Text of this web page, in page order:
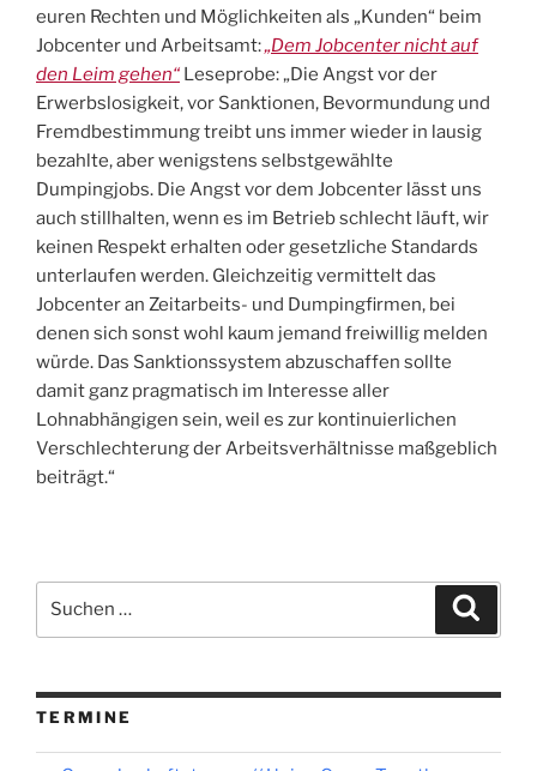
euren Rechten und Möglichkeiten als „Kunden“ beim
Jobcenter und Arbeitsamt:„Dem Jobcenter nicht auf
den Leim gehen“ Leseprobe: „Die Angst vor der
Erwerbslosigkeit, vor Sanktionen, Bevormundung und
Fremdbestimmung treibt uns immer wieder in lausig
bezahlte, aber wenigstens selbstgewählte
Dumpingjobs. Die Angst vor dem Jobcenter lässt uns
auch stillhalten, wenn es im Betrieb schlecht läuft, wir
keinen Respekt erhalten oder gesetzliche Standards
unterlaufen werden. Gleichzeitig vermittelt das
Jobcenter an Zeitarbeits- und Dumpingfirmen, bei
denen sich sonst wohl kaum jemand freiwillig melden
würde. Das Sanktionssystem abzuschaffen sollte
damit ganz pragmatisch im Interesse aller
Lohnabhängigen sein, weil es zur kontinuierlichen
Verschlechterung der Arbeitsverhältnisse maßgeblich
beiträgt.“
nach:
TERMINE